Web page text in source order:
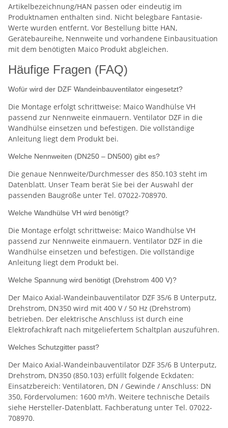
Artikelbezeichnung/HAN passen oder eindeutig im
Produktnamen enthalten sind. Nicht belegbare Fantasie-
Werte wurden entfernt. Vor Bestellung bitte HAN,
Gerätebaureihe, Nennweite und vorhandene Einbausituation
mit dem benötigten Maico Produkt abgleichen.
Häufige Fragen (FAQ)
Wofür wird der DZF Wandeinbauventilator eingesetzt?
Die Montage erfolgt schrittweise: Maico Wandhülse VH
passend zur Nennweite einmauern. Ventilator DZF in die
Wandhülse einsetzen und befestigen. Die vollständige
Anleitung liegt dem Produkt bei.
Welche Nennweiten (DN250 – DN500) gibt es?
Die genaue Nennweite/Durchmesser des 850.103 steht im
Datenblatt. Unser Team berät Sie bei der Auswahl der
passenden Baugröße unter Tel. 07022-708970.
Welche Wandhülse VH wird benötigt?
Die Montage erfolgt schrittweise: Maico Wandhülse VH
passend zur Nennweite einmauern. Ventilator DZF in die
Wandhülse einsetzen und befestigen. Die vollständige
Anleitung liegt dem Produkt bei.
Welche Spannung wird benötigt (Drehstrom 400 V)?
Der Maico Axial-Wandeinbauventilator DZF 35/6 B Unterputz,
Drehstrom, DN350 wird mit 400 V / 50 Hz (Drehstrom)
betrieben. Der elektrische Anschluss ist durch eine
Elektrofachkraft nach mitgeliefertem Schaltplan auszuführen.
Welches Schutzgitter passt?
Der Maico Axial-Wandeinbauventilator DZF 35/6 B Unterputz,
Drehstrom, DN350 (850.103) erfüllt folgende Eckdaten:
Einsatzbereich: Ventilatoren, DN / Gewinde / Anschluss: DN
350, Fördervolumen: 1600 m³/h. Weitere technische Details
siehe Hersteller-Datenblatt. Fachberatung unter Tel. 07022-
708970.